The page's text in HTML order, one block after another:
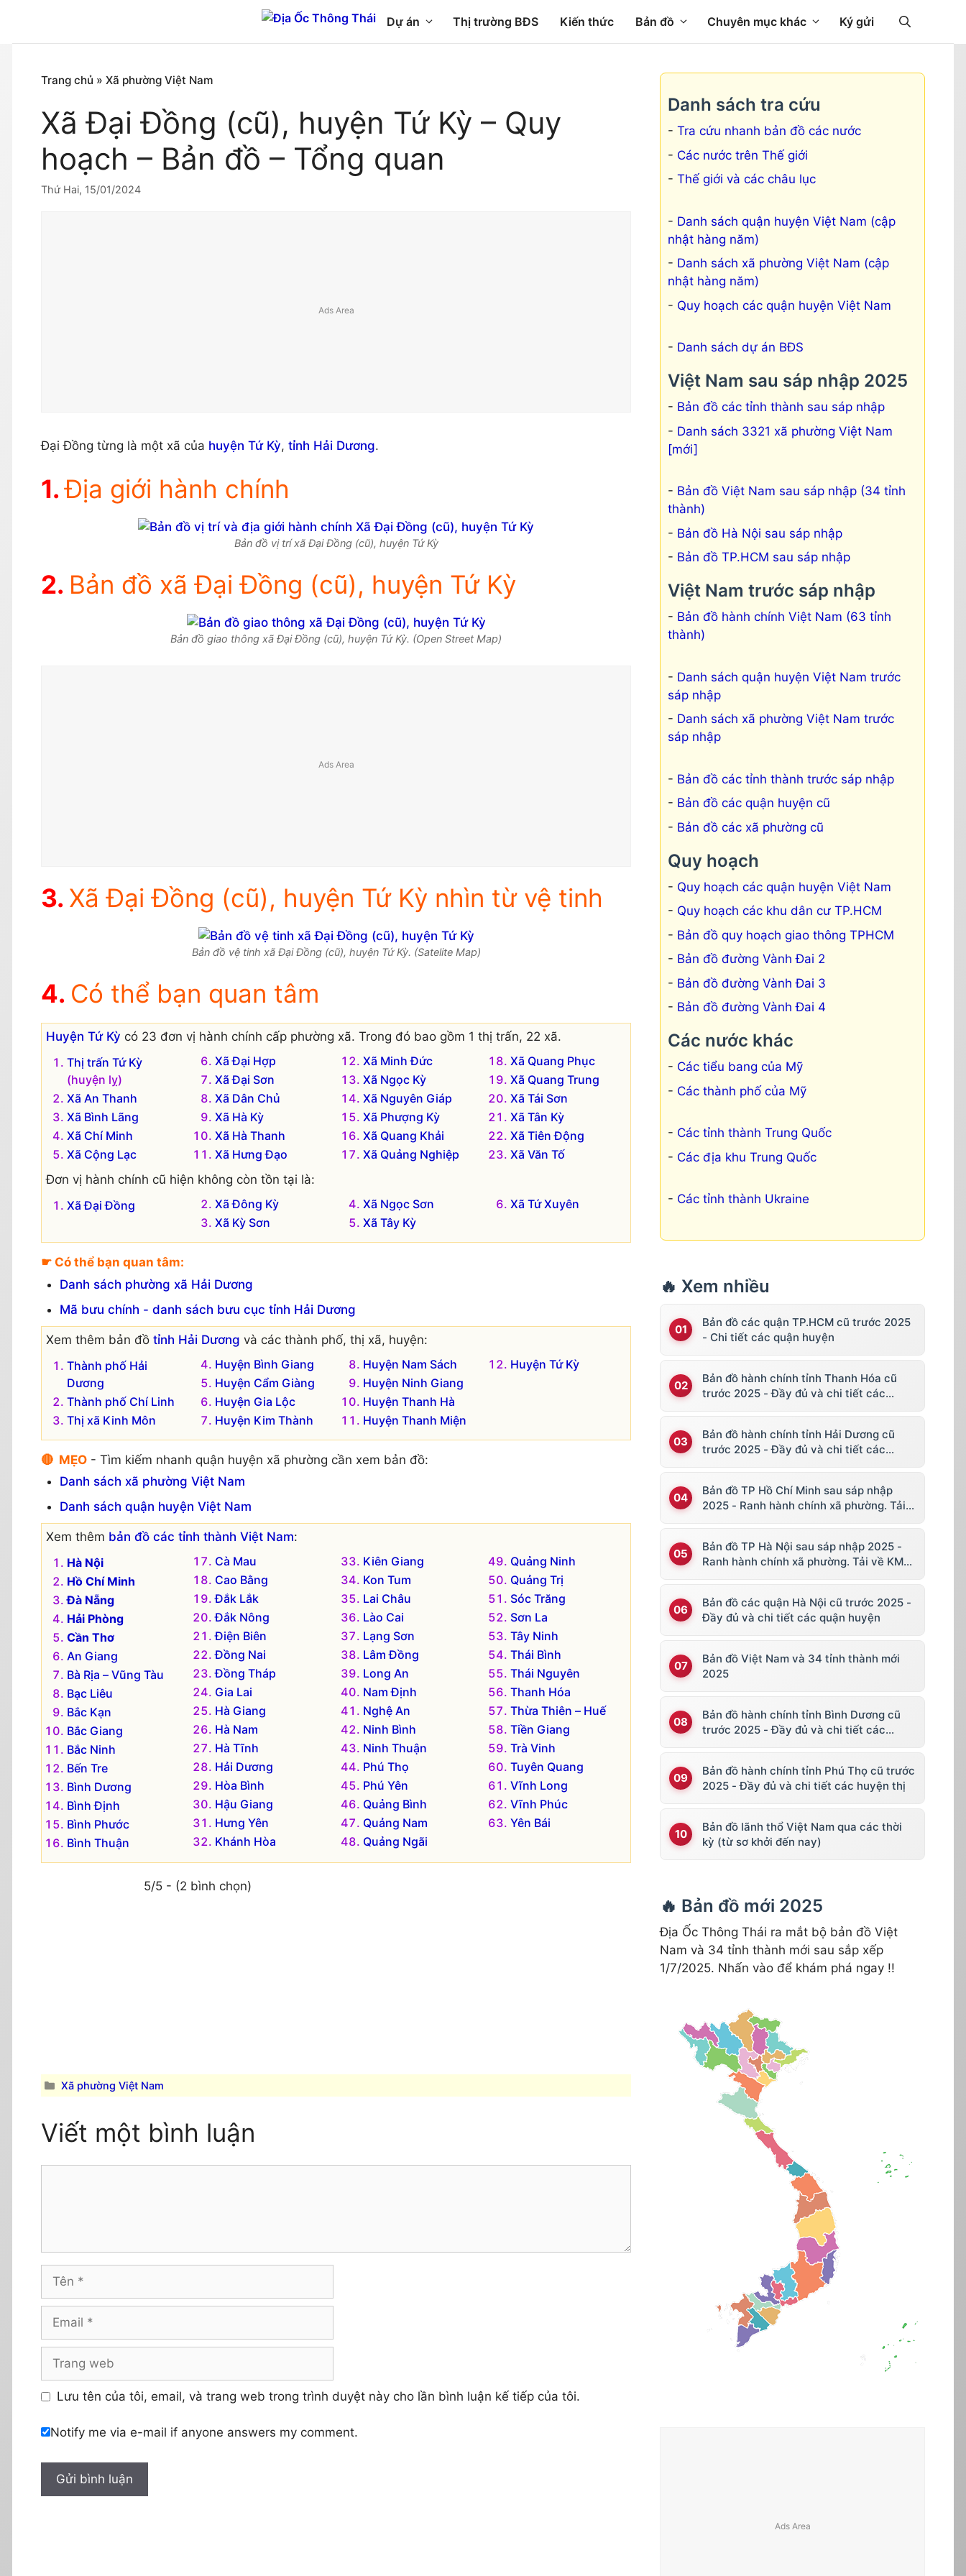
nội
Dự án Thị trường BĐS Kiến thức Bản đồ Chuyên mục khác Ký gửi
Trang chủ » Xã phường Việt Nam
Xã Đại Đồng (cũ), huyện Tứ Kỳ – Quy
hoạch – Bản đồ – Tổng quan
Thứ Hai, 15/01/2024
Đại Đồng từng là một xã của huyện Tứ Kỳ, tỉnh Hải Dương.
Địa giới hành chính
Bản đồ vị trí xã Đại Đồng (cũ), huyện Tứ Kỳ
Bản đồ xã Đại Đồng (cũ), huyện Tứ Kỳ
Bản đồ giao thông xã Đại Đồng (cũ), huyện Tứ Kỳ. (Open Street Map)
Xã Đại Đồng (cũ), huyện Tứ Kỳ nhìn từ vệ tinh
Bản đồ vệ tinh xã Đại Đồng (cũ), huyện Tứ Kỳ. (Satelite Map)
Có thể bạn quan tâm
Huyện Tứ Kỳ có 23 đơn vị hành chính cấp phường xã. Trong đó bao gồm 1 thị trấn, 22 xã.
Thị trấn Tứ Kỳ
(huyện lỵ)
Xã An Thanh
Xã Bình Lãng
Xã Chí Minh
Xã Cộng Lạc
Xã Đại Hợp
Xã Đại Sơn
Xã Dân Chủ
Xã Hà Kỳ
Xã Hà Thanh
Xã Hưng Đạo
Xã Minh Đức
Xã Ngọc Kỳ
Xã Nguyên Giáp
Xã Phượng Kỳ
Xã Quang Khải
Xã Quảng Nghiệp
Xã Quang Phục
Xã Quang Trung
Xã Tái Sơn
Xã Tân Kỳ
Xã Tiên Động
Xã Văn Tố
Đơn vị hành chính cũ hiện không còn tồn tại là:
Xã Đại Đồng
Xã Đông Kỳ
Xã Kỳ Sơn
Xã Ngọc Sơn
Xã Tây Kỳ
Xã Tứ Xuyên
☛ Có thể bạn quan tâm:
Danh sách phường xã Hải Dương
Mã bưu chính - danh sách bưu cục tỉnh Hải Dương
Xem thêm bản đồ tỉnh Hải Dương và các thành phố, thị xã, huyện:
Thành phố Hải
Dương
Thành phố Chí Linh
Thị xã Kinh Môn
Huyện Bình Giang
Huyện Cẩm Giàng
Huyện Gia Lộc
Huyện Kim Thành
Huyện Nam Sách
Huyện Ninh Giang
Huyện Thanh Hà
Huyện Thanh Miện
Huyện Tứ Kỳ
🔴 MẸO - Tìm kiếm nhanh quận huyện xã phường cần xem bản đồ:
Danh sách xã phường Việt Nam
Danh sách quận huyện Việt Nam
Xem thêm bản đồ các tỉnh thành Việt Nam:
Hà Nội
Hồ Chí Minh
Đà Nẵng
Hải Phòng
Cần Thơ
An Giang
Bà Rịa – Vũng Tàu
Bạc Liêu
Bắc Kạn
Bắc Giang
Bắc Ninh
Bến Tre
Bình Dương
Bình Định
Bình Phước
Bình Thuận
Cà Mau
Cao Bằng
Đắk Lắk
Đắk Nông
Điện Biên
Đồng Nai
Đồng Tháp
Gia Lai
Hà Giang
Hà Nam
Hà Tĩnh
Hải Dương
Hòa Bình
Hậu Giang
Hưng Yên
Khánh Hòa
Kiên Giang
Kon Tum
Lai Châu
Lào Cai
Lạng Sơn
Lâm Đồng
Long An
Nam Định
Nghệ An
Ninh Bình
Ninh Thuận
Phú Thọ
Phú Yên
Quảng Bình
Quảng Nam
Quảng Ngãi
Quảng Ninh
Quảng Trị
Sóc Trăng
Sơn La
Tây Ninh
Thái Bình
Thái Nguyên
Thanh Hóa
Thừa Thiên – Huế
Tiền Giang
Trà Vinh
Tuyên Quang
Vĩnh Long
Vĩnh Phúc
Yên Bái
5/5 - (2 bình chọn)
Danh
mục
Xã phường Việt Nam
Viết một bình luận
web
Lưu tên của tôi, email, và trang web trong trình duyệt này cho lần bình luận kế tiếp của tôi.
Notify me via e-mail if anyone answers my comment.
Danh sách tra cứu
Tra cứu nhanh bản đồ các nước
Các nước trên Thế giới
Thế giới và các châu lục
Danh sách quận huyện Việt Nam (cập
nhật hàng năm)
Danh sách xã phường Việt Nam (cập
nhật hàng năm)
Quy hoạch các quận huyện Việt Nam
Danh sách dự án BĐS
Việt Nam sau sáp nhập 2025
Bản đồ các tỉnh thành sau sáp nhập
Danh sách 3321 xã phường Việt Nam
[mới]
Bản đồ Việt Nam sau sáp nhập (34 tỉnh
thành)
Bản đồ Hà Nội sau sáp nhập
Bản đồ TP.HCM sau sáp nhập
Việt Nam trước sáp nhập
Bản đồ hành chính Việt Nam (63 tỉnh
thành)
Danh sách quận huyện Việt Nam trước
sáp nhập
Danh sách xã phường Việt Nam trước
sáp nhập
Bản đồ các tỉnh thành trước sáp nhập
Bản đồ các quận huyện cũ
Bản đồ các xã phường cũ
Quy hoạch
Quy hoạch các quận huyện Việt Nam
Quy hoạch các khu dân cư TP.HCM
Bản đồ quy hoạch giao thông TPHCM
Bản đồ đường Vành Đai 2
Bản đồ đường Vành Đai 3
Bản đồ đường Vành Đai 4
Các nước khác
Các tiểu bang của Mỹ
Các thành phố của Mỹ
Các tỉnh thành Trung Quốc
Các địa khu Trung Quốc
Các tỉnh thành Ukraine
🔥 Xem nhiều
Bản đồ các quận TP.HCM cũ trước 2025
- Chi tiết các quận huyện
Bản đồ hành chính tỉnh Thanh Hóa cũ
trước 2025 - Đầy đủ và chi tiết các
Bản đồ hành chính tỉnh Hải Dương cũ
trước 2025 - Đầy đủ và chi tiết các
Bản đồ TP Hồ Chí Minh sau sáp nhập
2025 - Ranh hành chính xã phường. Tải
Bản đồ TP Hà Nội sau sáp nhập 2025 -
Ranh hành chính xã phường. Tải về KML,
Bản đồ các quận Hà Nội cũ trước 2025 -
Đầy đủ và chi tiết các quận huyện
Bản đồ Việt Nam và 34 tỉnh thành mới
2025
Bản đồ hành chính tỉnh Bình Dương cũ
trước 2025 - Đầy đủ và chi tiết các
Bản đồ hành chính tỉnh Phú Thọ cũ trước
2025 - Đầy đủ và chi tiết các huyện thị
Bản đồ lãnh thổ Việt Nam qua các thời
kỳ (từ sơ khởi đến nay)
🔥 Bản đồ mới 2025
Địa Ốc Thông Thái ra mắt bộ bản đồ Việt
Nam và 34 tỉnh thành mới sau sắp xếp
1/7/2025. Nhấn vào để khám phá ngay !!